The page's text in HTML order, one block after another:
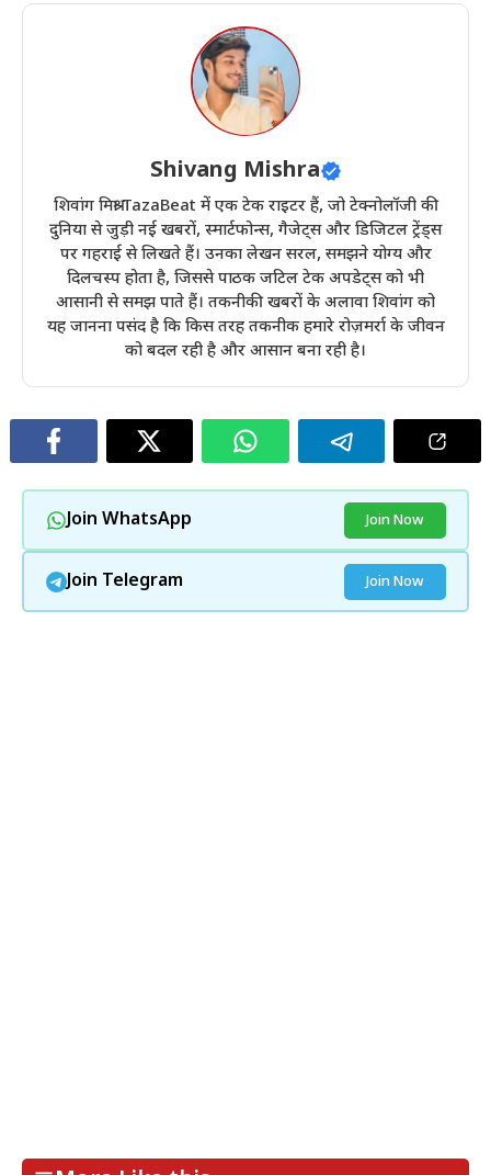
Shivang Mishra
शिवांग मिश्रा TazaBeat में एक टेक राइटर हैं, जो टेक्नोलॉजी की
दुनिया से जुड़ी नई खबरों, स्मार्टफोन्स, गैजेट्स और डिजिटल ट्रेंड्स
पर गहराई से लिखते हैं। उनका लेखन सरल, समझने योग्य और
दिलचस्प होता है, जिससे पाठक जटिल टेक अपडेट्स को भी
आसानी से समझ पाते हैं। तकनीकी खबरों के अलावा शिवांग को
यह जानना पसंद है कि किस तरह तकनीक हमारे रोज़मर्रा के जीवन
को बदल रही है और आसान बना रही है।
Join WhatsApp Join Now
Join Telegram Join Now